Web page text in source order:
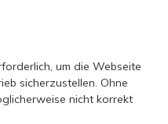
um die Webseite
sicherzustellen. Ohne
nicht korrekt